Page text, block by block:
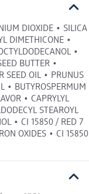
DIOXIDE • SILICA
DIMETHICONE •
•
BUTTER •
SEED OIL • PRUNUS
• BUTYROSPERMUM
• CAPRYLYL
STEAROYL
• CI 15850 / RED 7
OXIDES • CI 15850